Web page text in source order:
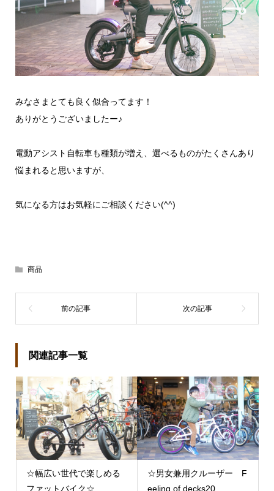
みなさまとても良く似合ってます！
ありがとうございましたー♪
電動アシスト自転車も種類が増え、選べるものがたくさんあり
悩まれると思いますが、
気になる方はお気軽にご相談ください(^^)
商品
関連記事一覧
☆幅広い世代で楽しめる
ファットバイク☆
☆男女兼用クルーザー F
eeling of decks20 ...